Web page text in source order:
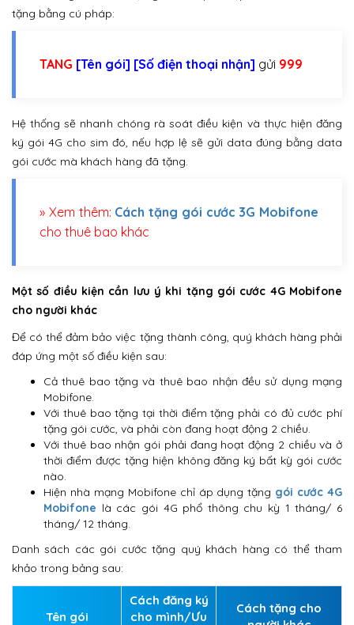
tặng bằng cú pháp:
TANG [Tên gói] [Số điện thoại nhận] gửi 999
Hệ thống sẽ nhanh chóng rà soát điều kiện và thực hiện đăng
ký gói 4G cho sim đó, nếu hợp lệ sẽ gửi data đúng bằng data
gói cước mà khách hàng đã tặng.
» Xem thêm: Cách tặng gói cước 3G Mobifone
cho thuê bao khác
Một số điều kiện cần lưu ý khi tặng gói cước 4G Mobifone
cho người khác
Để có thể đảm bảo việc tặng thành công, quý khách hàng phải
đáp ứng một số điều kiện sau:
Cả thuê bao tặng và thuê bao nhận đều sử dụng mạng
Mobifone.
Với thuê bao tặng tại thời điểm tặng phải có đủ cước phí
tặng gói cước, và phải còn đang hoạt động 2 chiều.
Với thuê bao nhận gói phải đang hoạt động 2 chiều và ở
thời điểm được tặng hiện không đăng ký bất kỳ gói cước
nào.
Hiện nhà mạng Mobifone chỉ áp dụng tặng gói cước 4G
Mobifone là các gói 4G phổ thông chu kỳ 1 tháng/ 6
tháng/ 12 tháng.
Danh sách các gói cước tặng quý khách hàng có thể tham
khảo trong bảng sau:
Tên gói
Cách đăng ký
cho mình/Ưu
Cách tặng cho